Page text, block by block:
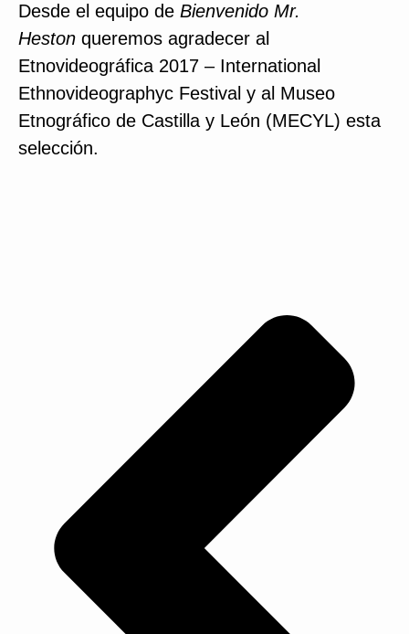
Desde el equipo de Bienvenido Mr.
Heston queremos agradecer al
Etnovideográfica 2017 – International
Ethnovideographyc Festival y al Museo
Etnográfico de Castilla y León (MECYL) esta
selección.